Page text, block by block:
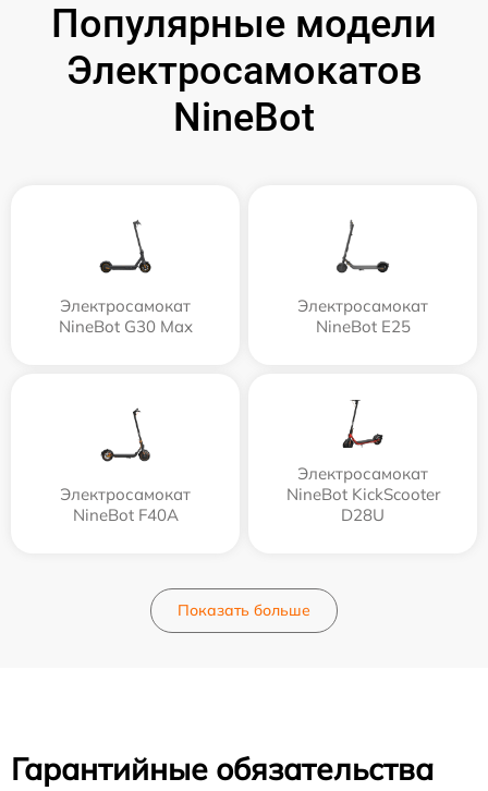
Популярные модели
Электросамокатов
NineBot
Электросамокат
NineBot G30 Max
Электросамокат
NineBot E25
Электросамокат
NineBot F40A
Электросамокат
NineBot KickScooter
D28U
Показать больше
Гарантийные обязательства